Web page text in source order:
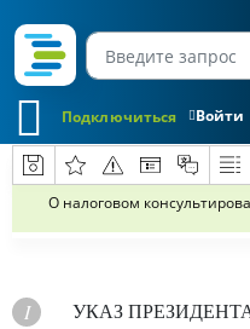
Войти
Подключиться
О налоговом
УКАЗ